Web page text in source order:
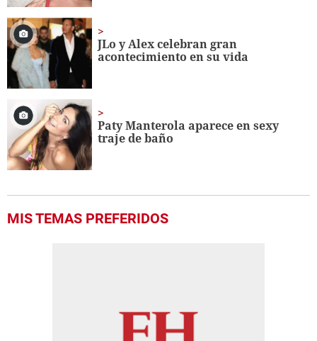
JLo y Alex celebran gran
acontecimiento en su vida
Paty Manterola aparece en sexy
traje de baño
MIS TEMAS PREFERIDOS